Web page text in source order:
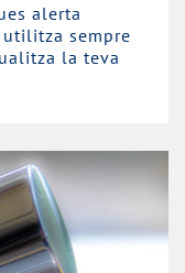
alerta
sempre
la teva